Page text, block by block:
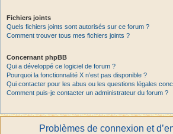
Fichiers joints
Quels fichiers joints sont autorisés sur ce forum ?
Comment trouver tous mes fichiers joints ?
Concernant phpBB
Qui a développé ce logiciel de forum ?
Pourquoi la fonctionnalité X n’est pas disponible ?
Qui contacter pour les abus ou les questions légales
Comment puis-je contacter un administrateur du forum ?
Problèmes de connexion et